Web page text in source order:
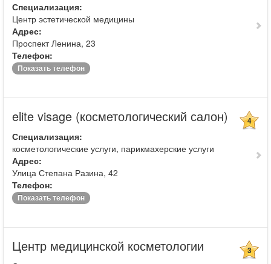
Специализация:
Центр эстетической медицины
Адрес:
Проспект Ленина, 23
Телефон:
Показать телефон
elite visage (косметологический салон) 4
Специализация:
косметологические услуги, парикмахерские услуги
Адрес:
Улица Степана Разина, 42
Телефон:
Показать телефон
Центр медицинской косметологии 3